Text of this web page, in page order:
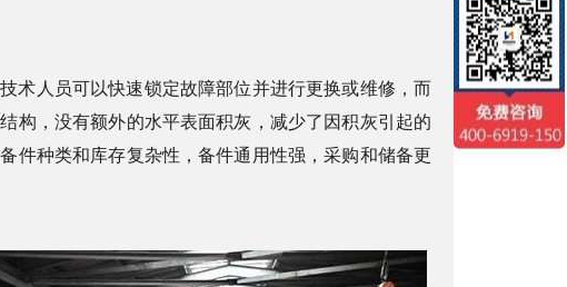
术人员可以快速锁定故障部位并进行更换或维修，而
构，没有额外的水平表面积灰，减少了因积灰引起的
件种类和库存复杂性，备件通用性强，采购和储备更